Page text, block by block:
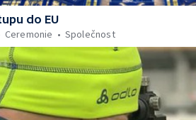
do EU
Ceremonie Společnost